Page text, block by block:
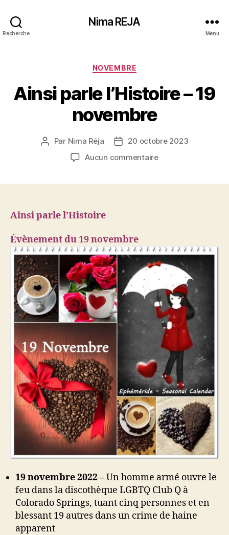
Recherche
Nima REJA
Menu
Catégories
NOVEMBRE
Ainsi parle l’Histoire – 19
novembre
Auteur
Par Nima Réja
Date20 octobre 2023
Aucun commentairesur
Ainsi parle l’Histoire
Évènement du 19 novembre
19 novembre 2022 –Un homme armé ouvre le
feu dans la discothèque LGBTQ Club Q à
Colorado Springs, tuant cinq personnes et en
blessant 19 autres dans un crime de haine
apparent